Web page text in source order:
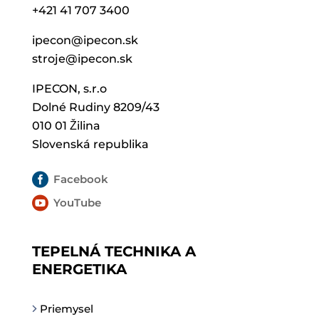
+421 41 707 3400
ipecon@ipecon.sk
stroje@ipecon.sk
IPECON, s.r.o
Dolné Rudiny 8209/43
010 01 Žilina
Slovenská republika
 Facebook
 YouTube
TEPELNÁ TECHNIKA A
ENERGETIKA
Priemysel